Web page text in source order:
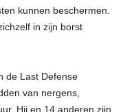
kunnen beschermen.
in zijn borst
de Last Defense
van nergens,
Hij en 14 anderen zijn